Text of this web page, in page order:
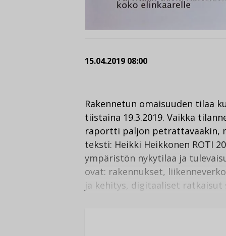
15.04.2019 08:00
Rakennetun omaisuuden tilaa
tiistaina 19.3.2019. Vaikka
raportti paljon petrattavaakin,
teksti: Heikki Heikkonen ROTI
ympäristön nykytilaa ja
ovat: rakennukset,
ja kehitys, digitaaliset ratkaisut